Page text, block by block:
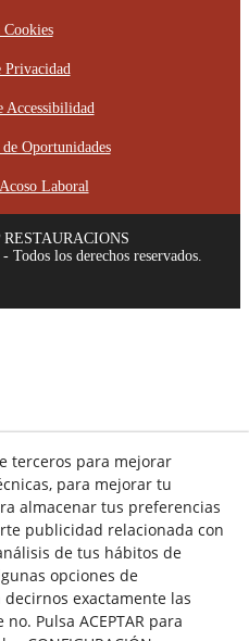
Privacidad
Accessibilidad
Oportunidades
Laboral
los derechos reservados.
terceros para mejorar
para mejorar tu
almacenar tus preferencias
publicidad relacionada con
de tus hábitos de
opciones de
exactamente las
Pulsa ACEPTAR para